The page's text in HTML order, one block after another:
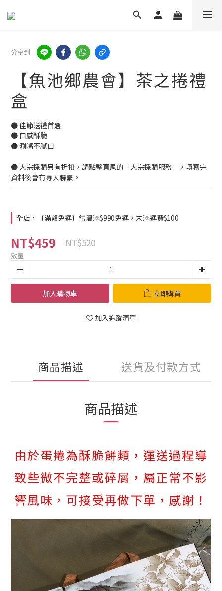
分享到
【魚池鄉農會】茶之捲禮
盒
● 佳節送禮首選
● 口感酥脆
● 涮嘴不膩口
● 大宗採購另有折扣，請點擊頁尾的「大宗採購服務」，填寫完
資料後會有專人聯繫。
全店，〔滿額免運〕常溫滿$990免運，未滿運費$100
NT$459 NT$520
數量
加入購物車 立即購買
加入追蹤清單
商品描述 送貨及付款方式
商品描述
由於蛋捲為酥脆餅類，運送過程導
致些微不完整或碎屑，屬正常不影
響風味，可接受再做下單，感謝！